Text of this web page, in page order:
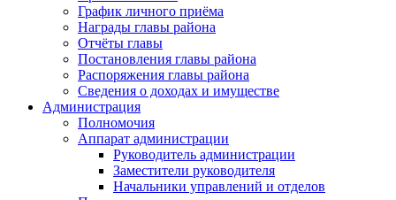
График личного приёма
Награды главы района
Отчёты главы
Постановления главы района
Распоряжения главы района
Сведения о доходах и имуществе
Администрация
Полномочия
Аппарат администрации
Руководитель администрации
Заместители руководителя
Начальники управлений и отделов